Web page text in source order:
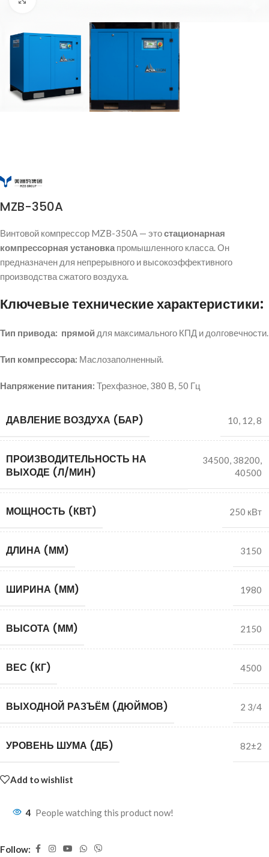
MZB-350A
Винтовой компрессор MZB-350A — этостационарная
компрессорная установка промышленного класса. Он
предназначен для непрерывного и высокоэффективного
производства сжатого воздуха.
Ключевые технические характеристики:
Тип привода: прямой для максимального КПД и долговечности.
Тип компрессора: Маслозаполненный.
Напряжение питания: Трехфазное, 380 В, 50 Гц
ДАВЛЕНИЕ ВОЗДУХА (БАР) 10, 12,8
ПРОИЗВОДИТЕЛЬНОСТЬ НА
ВЫХОДЕ (Л/МИН)
34500 38200
40500
МОЩНОСТЬ (КВТ) 250 кВт
ДЛИНА (ММ) 3150
ШИРИНА (ММ) 1980
ВЫСОТА (ММ) 2150
ВЕС (КГ) 4500
ВЫХОДНОЙ РАЗЪЁМ (ДЮЙМОВ) 2 3/4
УРОВЕНЬ ШУМА (ДБ) 82±2
Add to wishlist
4 People watching this product now!
Follow: